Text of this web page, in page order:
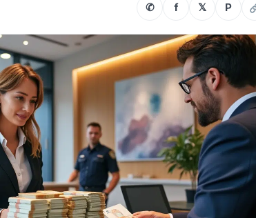
✆ f 𝕏 P